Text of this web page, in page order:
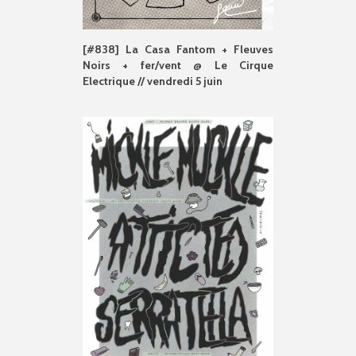
[#838] La Casa Fantom + Fleuves
Noirs + fer/vent @ Le Cirque
Electrique // vendredi 5 juin